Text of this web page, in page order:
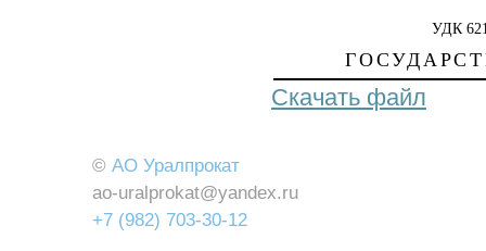
УДК
Скачать файл
© АО Уралпрокат
ao-uralprokat@yandex.ru
+7 (982) 703-30-12